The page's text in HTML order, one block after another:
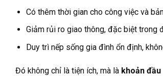
Có thêm thời gian cho công việc và
Giảm rủi ro giao thông, đặc biệt trong
Duy trì nếp sống gia đình ổn định,
Đó không chỉ là tiện ích, mà là khoản